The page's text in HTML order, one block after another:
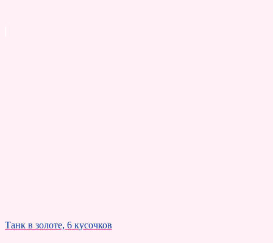
Танк в золоте, 6 кусочков